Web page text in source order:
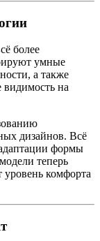
более
умные
а также
на
дизайнов. Всё
формы
теперь
комфорта